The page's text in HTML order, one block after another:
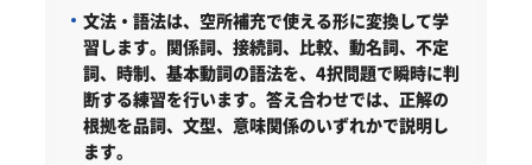
文法・語法は、空所補充で使える形に変換して学
習します。 関係詞、接続詞、比較、動名詞、不定
詞、時制、基本動詞の語法を、4択問題で瞬時に判
断する練習を行います。答え合わせでは、正解の
根拠を品詞、文型、意味関係のいずれかで説明し
ます。